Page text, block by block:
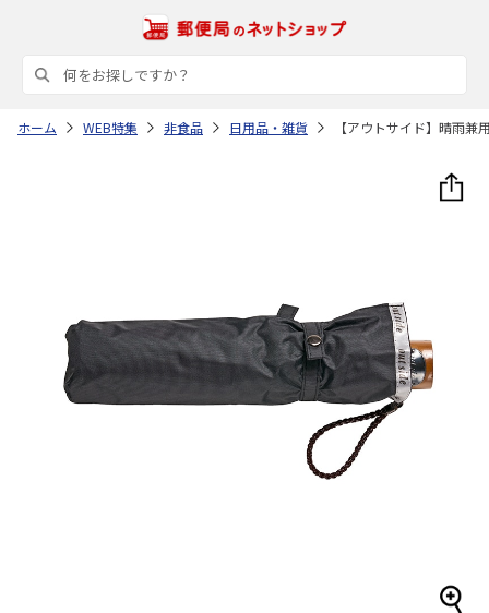
ホーム WEB特集 非食品 日用品・雑貨 【アウトサイド】晴雨